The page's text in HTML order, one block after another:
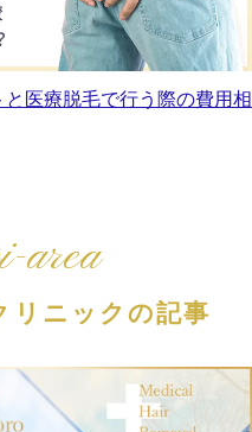
医療脱毛で行う際の費用相
area
リニックの記事